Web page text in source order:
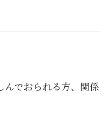
んでおられる方、関係